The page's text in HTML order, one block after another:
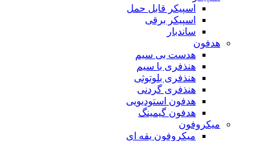
اسپیکر قابل حمل
اسپیکر برقی
ساندبار
هدفون
هدست بی سیم
هنذفری با سیم
هنذفری بلوتوثی
هنذفری گردنی
هدفون استودیویی
هدفون گیمینگ
میکروفون
میکروفون یقه ای